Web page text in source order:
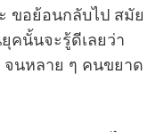
ขอย้อนกลับไป สมัย
คนั้นจะรู้ดีเลยว่า
จนหลาย ๆ คนขยาด